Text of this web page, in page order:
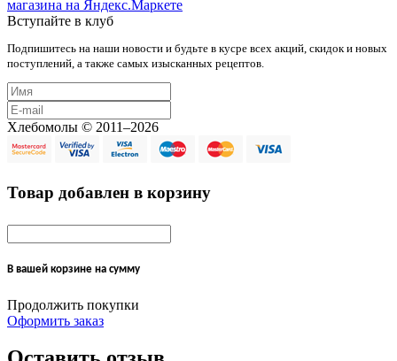
Вступайте в клуб
Подпишитесь на наши новости и будьте в кусре всех акций, скидок и новых
поступлений, а также самых изысканных рецептов.
Хлебомолы © 2011–2026
Товар добавлен в корзину
В вашей корзине на сумму
Продолжить покупки
Оформить заказ